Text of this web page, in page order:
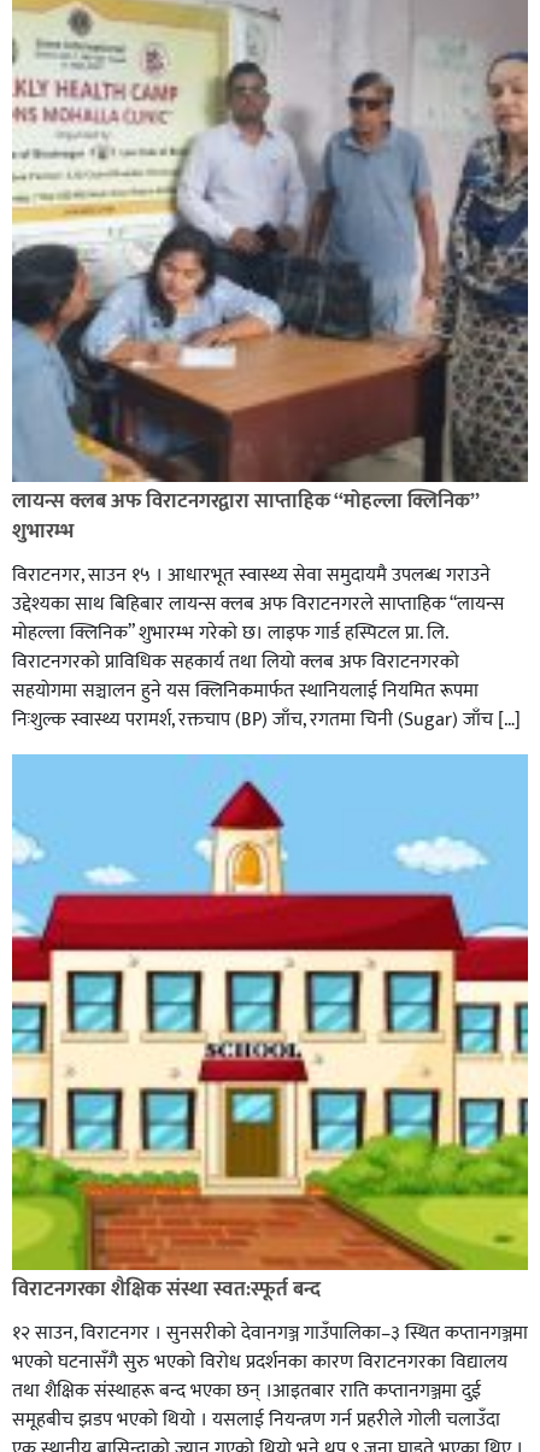
लायन्स क्लब अफ विराटनगरद्वारा साप्ताहिक “मोहल्ला क्लिनिक”
शुभारम्भ
विराटनगर, साउन १५ । आधारभूत स्वास्थ्य सेवा समुदायमै उपलब्ध गराउने
उद्देश्यका साथ बिहिबार लायन्स क्लब अफ विराटनगरले साप्ताहिक “लायन्स
मोहल्ला क्लिनिक” शुभारम्भ गरेकाे छ। लाइफ गार्ड हस्पिटल प्रा. लि.
विराटनगरको प्राविधिक सहकार्य तथा लियो क्लब अफ विराटनगरको
सहयोगमा सञ्चालन हुने यस क्लिनिकमार्फत स्थानियलाई नियमित रूपमा
निःशुल्क स्वास्थ्य परामर्श, रक्तचाप (BP) जाँच, रगतमा चिनी (Sugar) जाँच […]
विराटनगरका शैक्षिक संस्था स्वत:स्फूर्त बन्द
१२ साउन, विराटनगर । सुनसरीको देवानगञ्ज गाउँपालिका–३ स्थित कप्तानगञ्जमा
भएको घटनासँगै सुरु भएको विरोध प्रदर्शनका कारण विराटनगरका विद्यालय
तथा शैक्षिक संस्थाहरू बन्द भएका छन् ।आइतबार राति कप्तानगञ्जमा दुई
समूहबीच झडप भएको थियो । यसलाई नियन्त्रण गर्न प्रहरीले गोली चलाउँदा